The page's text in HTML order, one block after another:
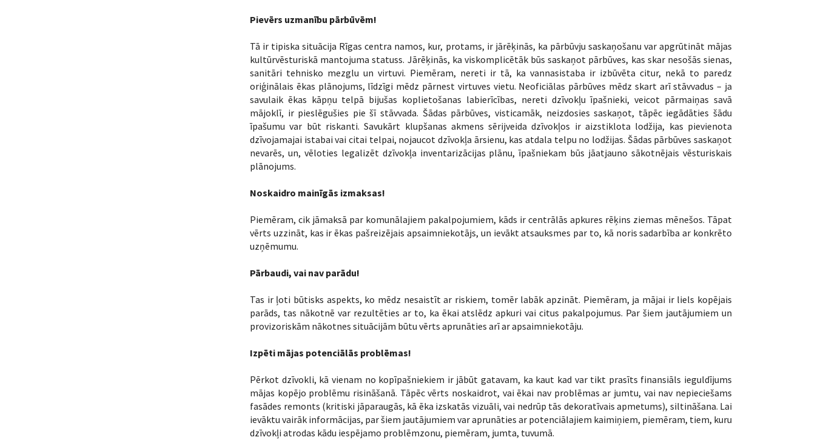
Pievērs uzmanību pārbūvēm!
Tā ir tipiska situācija Rīgas centra namos, kur, protams, ir jārēķinās, ka pārbūvju saskaņošanu var apgrūtināt mājas
kultūrvēsturiskā mantojuma statuss. Jārēķinās, ka viskomplicētāk būs saskaņot pārbūves, kas skar nesošās sienas,
sanitāri tehnisko mezglu un virtuvi. Piemēram, nereti ir tā, ka vannasistaba ir izbūvēta citur, nekā to paredz
oriģinālais ēkas plānojums, līdzīgi mēdz pārnest virtuves vietu. Neoficiālas pārbūves mēdz skart arī stāvvadus – ja
savulaik ēkas kāpņu telpā bijušas koplietošanas labierīcības, nereti dzīvokļu īpašnieki, veicot pārmaiņas savā
mājoklī, ir pieslēgušies pie šī stāvvada. Šādas pārbūves, visticamāk, neizdosies saskaņot, tāpēc iegādāties šādu
īpašumu var būt riskanti. Savukārt klupšanas akmens sērijveida dzīvokļos ir aizstiklota lodžija, kas pievienota
dzīvojamajai istabai vai citai telpai, nojaucot dzīvokļa ārsienu, kas atdala telpu no lodžijas. Šādas pārbūves saskaņot
nevarēs, un, vēloties legalizēt dzīvokļa inventarizācijas plānu, īpašniekam būs jāatjauno sākotnējais vēsturiskais
plānojums.
Noskaidro mainīgās izmaksas!
Piemēram, cik jāmaksā par komunālajiem pakalpojumiem, kāds ir centrālās apkures rēķins ziemas mēnešos. Tāpat
vērts uzzināt, kas ir ēkas pašreizējais apsaimniekotājs, un ievākt atsauksmes par to, kā noris sadarbība ar konkrēto
uzņēmumu.
Pārbaudi, vai nav parādu!
Tas ir ļoti būtisks aspekts, ko mēdz nesaistīt ar riskiem, tomēr labāk apzināt. Piemēram, ja mājai ir liels kopējais
parāds, tas nākotnē var rezultēties ar to, ka ēkai atslēdz apkuri vai citus pakalpojumus. Par šiem jautājumiem un
provizoriskām nākotnes situācijām būtu vērts aprunāties arī ar apsaimniekotāju.
Izpēti mājas potenciālās problēmas!
Pērkot dzīvokli, kā vienam no kopīpašniekiem ir jābūt gatavam, ka kaut kad var tikt prasīts finansiāls ieguldījums
mājas kopējo problēmu risināšanā. Tāpēc vērts noskaidrot, vai ēkai nav problēmas ar jumtu, vai nav nepieciešams
fasādes remonts (kritiski jāparaugās, kā ēka izskatās vizuāli, vai nedrūp tās dekoratīvais apmetums), siltināšana. Lai
ievāktu vairāk informācijas, par šiem jautājumiem var aprunāties ar potenciālajiem kaimiņiem, piemēram, tiem, kuru
dzīvokļi atrodas kādu iespējamo problēmzonu, piemēram, jumta, tuvumā.